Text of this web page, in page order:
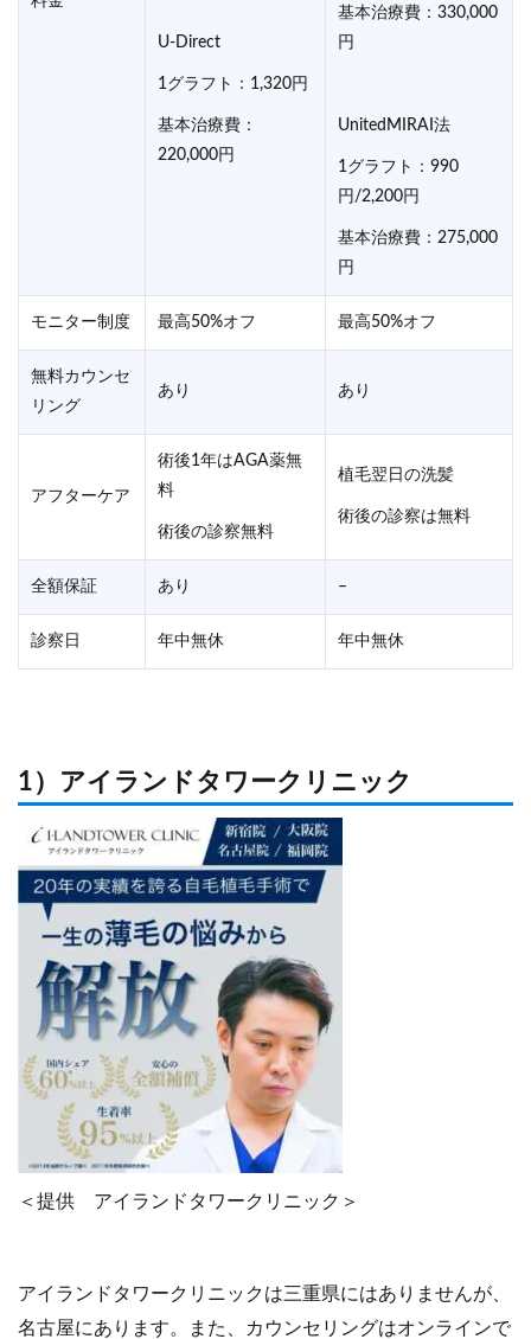
U-Direct
1グラフト：1,320円
基本治療費：
220,000円
基本治療費：330,000
円
UnitedMIRAI法
1グラフト：990
円/2,200円
基本治療費：275,000
円
モニター制度 最高50%オフ 最高50%オフ
無料カウンセ
リング
あり あり
アフターケア
術後1年はAGA薬無
料
術後の診察無料
植毛翌日の洗髪
術後の診察は無料
全額保証 あり –
診察日 年中無休 年中無休
1）アイランドタワークリニック
＜提供 アイランドタワークリニック＞
アイランドタワークリニックは三重県にはありませんが、
名古屋にあります。また、カウンセリングはオンラインで